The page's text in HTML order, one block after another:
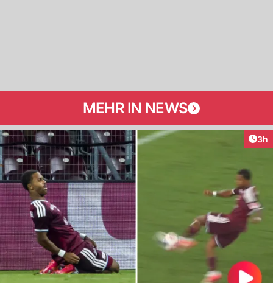
MEHR IN NEWS
3h